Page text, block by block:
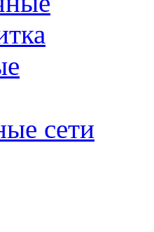
сети